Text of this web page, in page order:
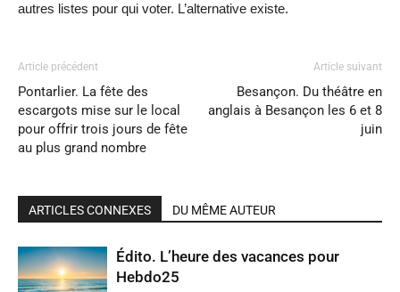
autres listes pour qui voter. L’alternative existe.
Article précédent
Pontarlier. La fête des
escargots mise sur le local
pour offrir trois jours de fête
au plus grand nombre
Article suivant
Besançon. Du théâtre en
anglais à Besançon les 6 et 8
juin
ARTICLES CONNEXES DU MÊME AUTEUR
Édito. L’heure des vacances pour
Hebdo25